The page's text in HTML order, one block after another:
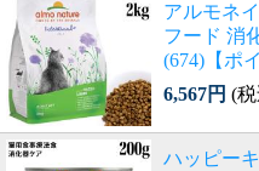
アルモネ
フード 消
(674)【ポ
6,567円 (
ハッピー